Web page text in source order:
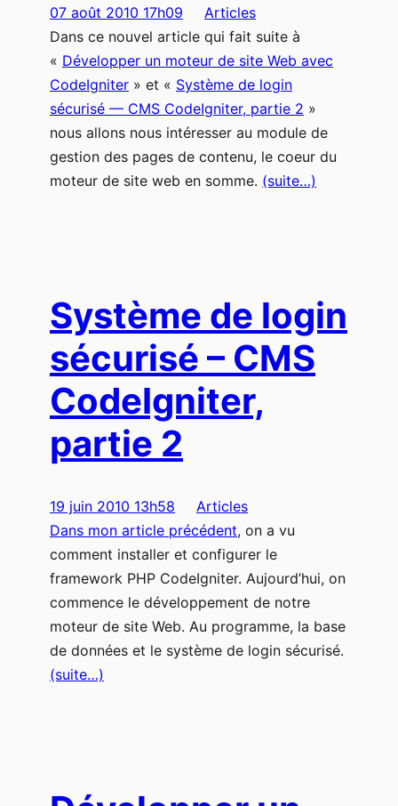
07 août 2010 17h09
Articles
Dans ce nouvel article qui fait suite à
« Développer un moteur de site Web avec
CodeIgniter » et « Système de login
sécurisé — CMS CodeIgniter, partie 2 »
nous allons nous intéresser au module de
gestion des pages de contenu, le coeur du
moteur de site web en somme. (suite…)
Système de login
sécurisé – CMS
CodeIgniter,
partie 2
19 juin 2010 13h58
Articles
Dans mon article précédent, on a vu
comment installer et configurer le
framework PHP CodeIgniter. Aujourd’hui, on
commence le développement de notre
moteur de site Web. Au programme, la base
de données et le système de login sécurisé.
(suite…)